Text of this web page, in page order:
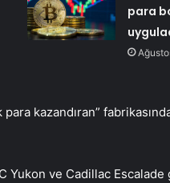
para
kazandıran”
Yukon ve Cadillac Escalade